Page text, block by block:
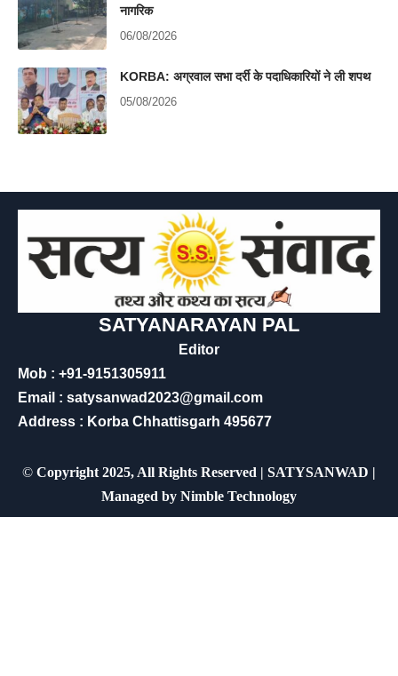
नागरिक
06/08/2026
KORBA: अग्रवाल सभा दर्री के पदाधिकारियों ने ली शपथ
05/08/2026
SATYANARAYAN PAL
Editor
Mob : +91-9151305911
Email : satysanwad2023@gmail.com
Address : Korba Chhattisgarh 495677
© Copyright 2025, All Rights Reserved | SATYSANWAD |
Managed by Nimble Technology